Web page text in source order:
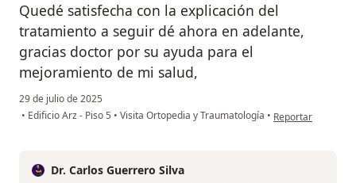
Quedé satisfecha con la explicación del
tratamiento a seguir dé ahora en adelante,
gracias doctor por su ayuda para el
mejoramiento de mi salud,
29 de julio de 2025
• Edificio Arz - Piso 5 • Visita Ortopedia y Traumatología • en opinión del
Reportar
Dr. Carlos Guerrero Silva